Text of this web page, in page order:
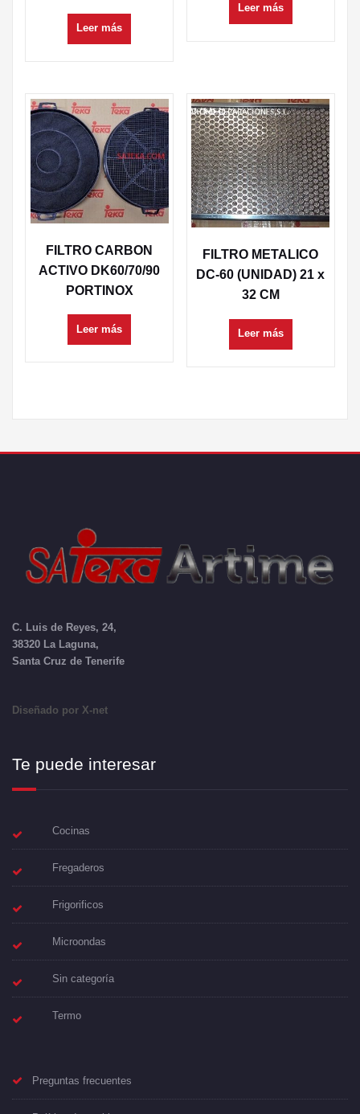
Leer más
Leer más
FILTRO CARBON
ACTIVO DK60/70/90
PORTINOX
Leer más
FILTRO METALICO
DC-60 (UNIDAD) 21 x
32 CM
Leer más
C. Luis de Reyes, 24,
38320 La Laguna,
Santa Cruz de Tenerife
Diseñado por X-net
Te puede interesar
Cocinas
Fregaderos
Frigorificos
Microondas
Sin categoría
Termo
Preguntas frecuentes